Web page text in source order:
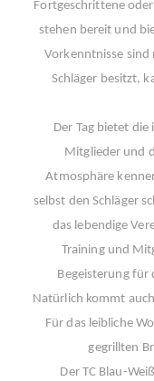
Fortgeschrittene
stehen bereit und
Vorkenntnisse sind
Schläger besitzt,
Der Tag bietet die
Mitglieder und
Atmosphäre
selbst den Schläger
das lebendige
Training und
Begeisterung für
Natürlich kommt
Für das leibliche
gegrillten
Der TC Blau-